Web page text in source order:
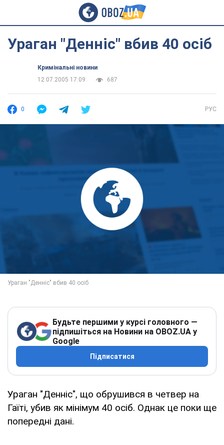
Ураган "Денніс" вбив 40 осіб
Кримінальні новини
12.07.2005 17:09
687
0 РУС
Будьте першими у курсі головного —
підпишіться на Новини на OBOZ.UA у
Google
Підписатися
Ураган "Денніс", що обрушився в четвер на
Гаїті, убив як мінімум 40 осіб. Однак це поки ще
попередні дані.